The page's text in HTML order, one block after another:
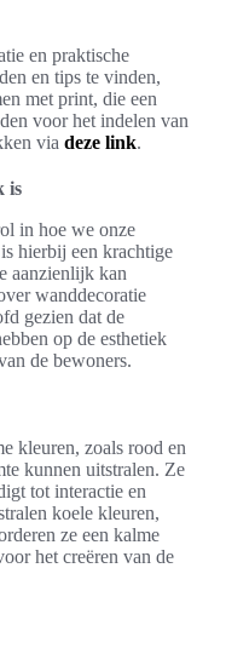
en praktische
en tips te vinden,
met print, die een
voor het indelen van
via deze link.
is
in hoe we onze
hierbij een krachtige
aanzienlijk kan
wanddecoratie
gezien dat de
op de esthetiek
de bewoners.
kleuren, zoals rood en
kunnen uitstralen. Ze
tot interactie en
koele kleuren,
ze een kalme
het creëren van de